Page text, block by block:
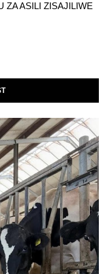
ZA ASILI ZISAJILIWE